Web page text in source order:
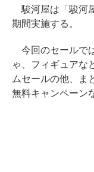
駿河屋は「駿河
期間実施する。
今回のセールで
ゃ、フィギュアな
ムセールの他、ま
無料キャンペーン